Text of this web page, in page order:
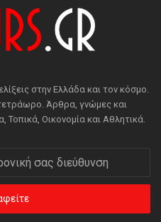
στην Ελλάδα και τον κόσμο.
Άρθρα, γνώμες και
Τοπικά, Οικονομία και Αθλητικά.